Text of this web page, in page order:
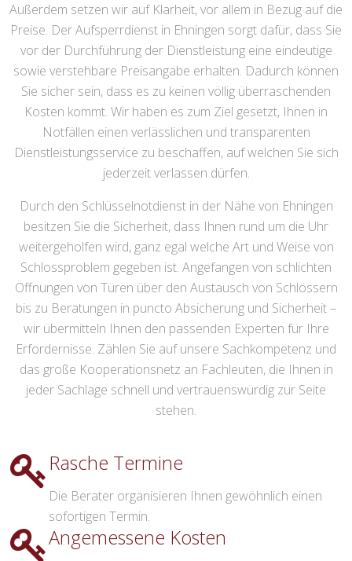
Außerdem setzen wir auf Klarheit, vor allem in Bezug auf die
Preise. Der Aufsperrdienst in Ehningen sorgt dafür, dass Sie
vor der Durchführung der Dienstleistung eine eindeutige
sowie verstehbare Preisangabe erhalten. Dadurch können
Sie sicher sein, dass es zu keinen völlig überraschenden
Kosten kommt. Wir haben es zum Ziel gesetzt, Ihnen in
Notfällen einen verlässlichen und transparenten
Dienstleistungsservice zu beschaffen, auf welchen Sie sich
jederzeit verlassen dürfen.
Durch den Schlüsselnotdienst in der Nähe von Ehningen
besitzen Sie die Sicherheit, dass Ihnen rund um die Uhr
weitergeholfen wird, ganz egal welche Art und Weise von
Schlossproblem gegeben ist. Angefangen von schlichten
Öffnungen von Türen über den Austausch von Schlössern
bis zu Beratungen in puncto Absicherung und Sicherheit –
wir übermitteln Ihnen den passenden Experten für Ihre
Erfordernisse. Zählen Sie auf unsere Sachkompetenz und
das große Kooperationsnetz an Fachleuten, die Ihnen in
jeder Sachlage schnell und vertrauenswürdig zur Seite
stehen.
Rasche Termine
Die Berater organisieren Ihnen gewöhnlich einen
sofortigen Termin.
Angemessene Kosten